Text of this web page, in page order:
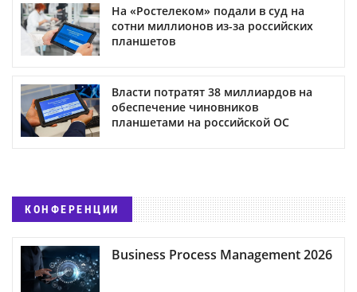
На «Ростелеком» подали в суд на
сотни миллионов из-за российских
планшетов
Власти потратят 38 миллиардов на
обеспечение чиновников
планшетами на российской ОС
КОНФЕРЕНЦИИ
Business Process Management 2026